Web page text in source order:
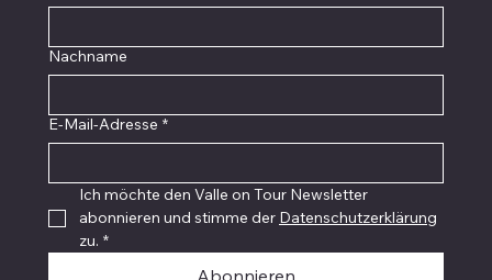
Nachname
E-Mail-Adresse *
Ich möchte den Valle on Tour Newsletter
abonnieren und stimme der Datenschutzerklärung
zu. *